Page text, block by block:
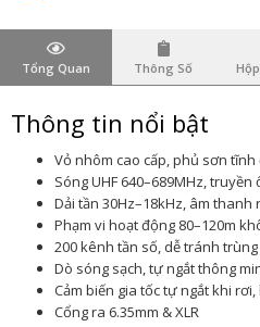
Tổng Quan Thông Số
Thông tin nổi bật
Vỏ nhôm cao cấp, phủ sơn tĩnh
Sóng UHF 640–689MHz, truyền
Dải tần 30Hz–18kHz, âm
Phạm vi hoạt động 80–120m
200 kênh tần số, dễ tránh
Dò sóng sạch, tự ngắt thông
Cảm biến gia tốc tự ngắt khi rơi,
Cổng ra 6.35mm & XLR